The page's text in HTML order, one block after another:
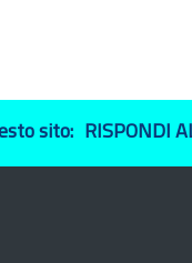
sito: RISPONDI